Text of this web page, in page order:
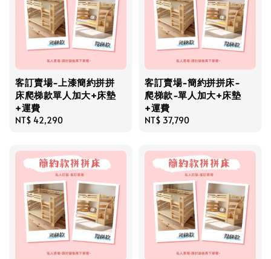
客訂賣場-上漆簡約拼拼
床爬梯款單人加大+床墊
+運費
Regular
NT$ 42,290
客訂賣場-簡約拼拼床-
爬梯款-單人加大+床墊
+運費
Regular
NT$ 37,790